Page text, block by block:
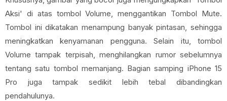
Aksi' di atas tombol Volume, menggantikan Tombol Mute.
Tombol ini dikatakan menampung banyak pintasan, sehingga
meningkatkan kenyamanan pengguna. Selain itu, tombol
Volume tampak terpisah, menghilangkan rumor sebelumnya
tentang satu tombol memanjang. Bagian samping iPhone 15
Pro juga tampak sedikit lebih tebal dibandingkan
pendahulunya.